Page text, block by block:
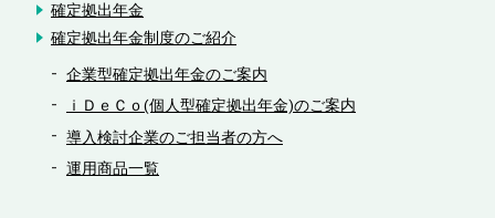
確定拠出年金
確定拠出年金制度のご紹介
企業型確定拠出年金のご案内
ｉＤｅＣｏ(個人型確定拠出年金)のご案内
導入検討企業のご担当者の方へ
運用商品一覧